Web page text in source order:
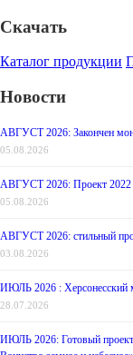
Скачать
Каталог продукции
Новости
АВГУСТ 2026: Закончен
05.08.2026
АВГУСТ 2026: Проект 2022
05.08.2026
АВГУСТ 2026: стильный
03.08.2026
ИЮЛЬ 2026 : Херсонесский
28.07.2026
ИЮЛЬ 2026: Готовый проект